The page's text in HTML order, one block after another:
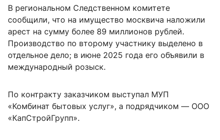
В региональном Следственном комитете
сообщили, что на имущество москвича наложили
арест на сумму более 89 миллионов рублей.
Производство по второму участнику выделено в
отдельное дело; в июне 2025 года его объявили в
международный розыск.
По контракту заказчиком выступал МУП
«Комбинат бытовых услуг», а подрядчиком — ООО
«КапСтройГрупп».